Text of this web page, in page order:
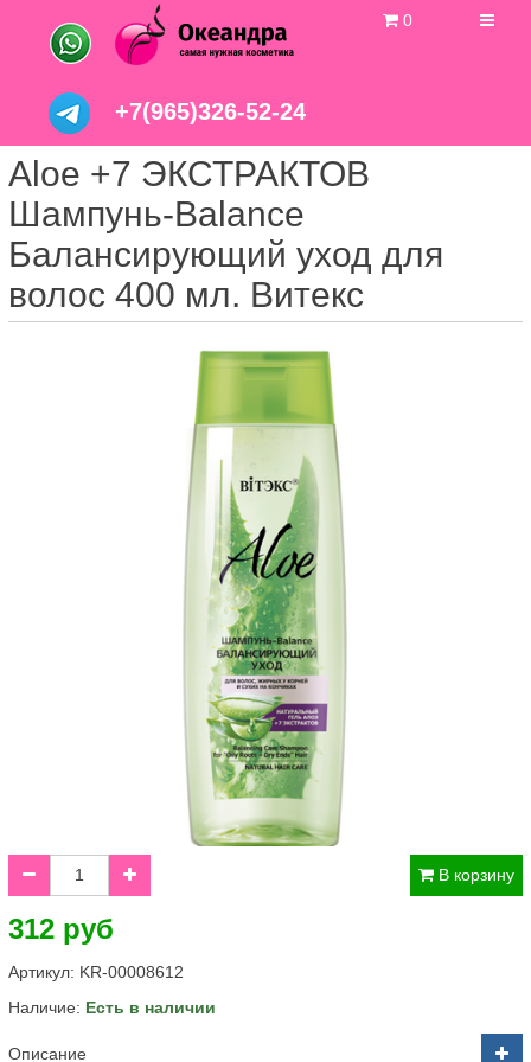
+7(965)326-52-24
0
Aloe +7 ЭКСТРАКТОВ
Шампунь-Balance
Балансирующий уход для
волос 400 мл. Витекс
В корзину
312 руб
Артикул: KR-00008612
Наличие: Есть в наличии
Описание